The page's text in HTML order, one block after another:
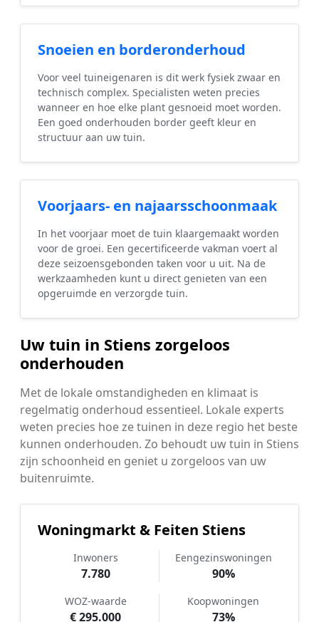
Snoeien en borderonderhoud
Voor veel tuineigenaren is dit werk fysiek zwaar en
technisch complex. Specialisten weten precies
wanneer en hoe elke plant gesnoeid moet worden.
Een goed onderhouden border geeft kleur en
structuur aan uw tuin.
Voorjaars- en najaarsschoonmaak
In het voorjaar moet de tuin klaargemaakt worden
voor de groei. Een gecertificeerde vakman voert al
deze seizoensgebonden taken voor u uit. Na de
werkzaamheden kunt u direct genieten van een
opgeruimde en verzorgde tuin.
Uw tuin in Stiens zorgeloos
onderhouden
Met de lokale omstandigheden en klimaat is
regelmatig onderhoud essentieel. Lokale experts
weten precies hoe ze tuinen in deze regio het beste
kunnen onderhouden. Zo behoudt uw tuin in Stiens
zijn schoonheid en geniet u zorgeloos van uw
buitenruimte.
Woningmarkt & Feiten Stiens
Inwoners
7.780
Eengezinswoningen
90%
WOZ-waarde
€ 295.000
Koopwoningen
73%